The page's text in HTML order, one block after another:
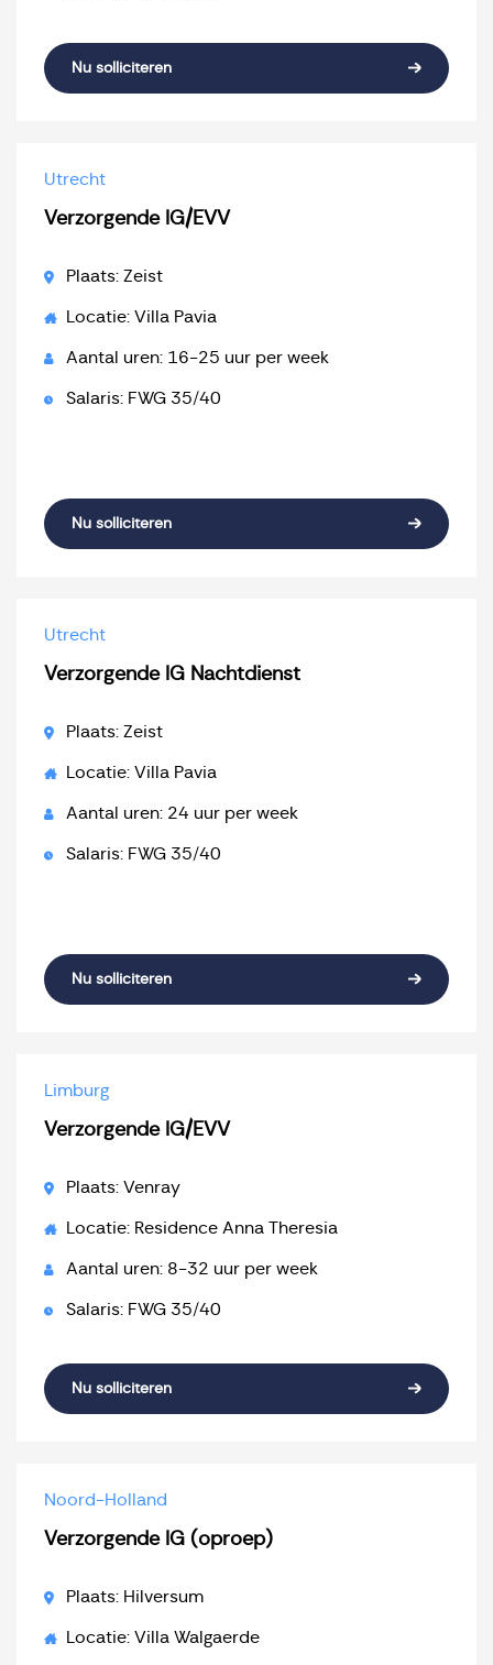
Nu solliciteren
Utrecht
Verzorgende IG/EVV
Plaats: Zeist
Locatie: Villa Pavia
Aantal uren: 16-25 uur per week
Salaris: FWG 35/40
Nu solliciteren
Utrecht
Verzorgende IG Nachtdienst
Plaats: Zeist
Locatie: Villa Pavia
Aantal uren: 24 uur per week
Salaris: FWG 35/40
Nu solliciteren
Limburg
Verzorgende IG/EVV
Plaats: Venray
Locatie: Residence Anna Theresia
Aantal uren: 8-32 uur per week
Salaris: FWG 35/40
Nu solliciteren
Noord-Holland
Verzorgende IG (oproep)
Plaats: Hilversum
Locatie: Villa Walgaerde